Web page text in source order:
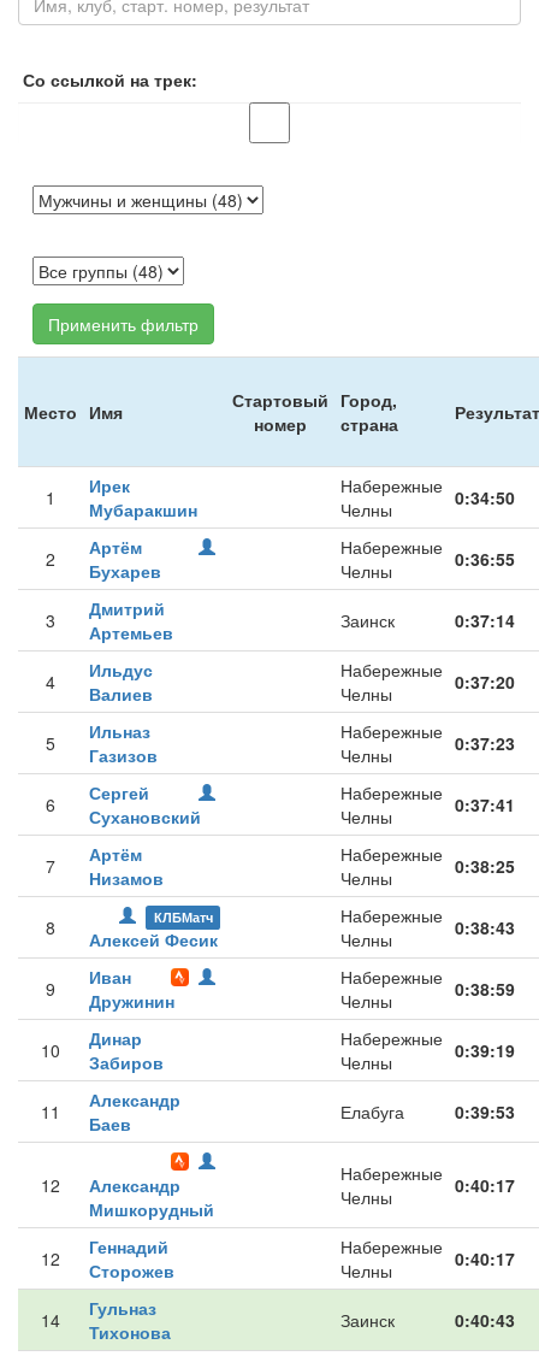
Со ссылкой на трек:
Применить фильтр
Место Имя
Стартовый
номер
Город,
страна
Результат
1
Ирек
Мубаракшин
Набережные
Челны
0:34:50
2
Артём
Бухарев
Набережные
Челны
0:36:55
3
Дмитрий
Артемьев
Заинск 0:37:14
4
Ильдус
Валиев
Набережные
Челны
0:37:20
5
Ильназ
Газизов
Набережные
Челны
0:37:23
6
Сергей
Сухановский
Набережные
Челны
0:37:41
7
Артём
Низамов
Набережные
Челны
0:38:25
8 КЛБМатч
Алексей Фесик
Набережные
Челны
0:38:43
9
Иван
Дружинин
Набережные
Челны
0:38:59
10
Динар
Забиров
Набережные
Челны
0:39:19
11
Александр
Баев
Елабуга 0:39:53
12
Александр
Мишкорудный
Набережные
Челны
0:40:17
12
Геннадий
Сторожев
Набережные
Челны
0:40:17
14
Гульназ
Тихонова
Заинск 0:40:43